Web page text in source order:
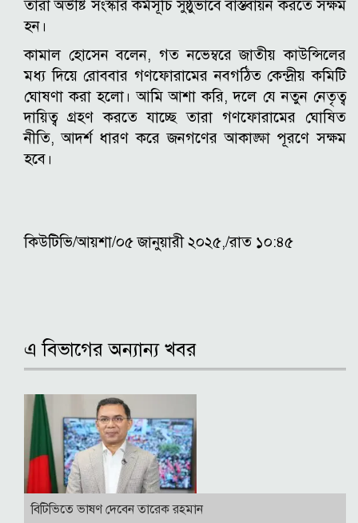
তারা অভীষ্ট সংস্কার কর্মসূচি সুষ্ঠুভাবে বাস্তবায়ন করতে সক্ষম
হন।
কামাল হোসেন বলেন, গত নভেম্বরে জাতীয় কাউন্সিলের
মধ্য দিয়ে রোববার গণফোরামের নবগঠিত কেন্দ্রীয় কমিটি
ঘোষণা করা হলো। আমি আশা করি, দলে যে নতুন নেতৃত্ব
দায়িত্ব গ্রহণ করতে যাচ্ছে তারা গণফোরামের ঘোষিত
নীতি, আদর্শ ধারণ করে জনগণের আকাঙ্ক্ষা পূরণে সক্ষম
হবে।
কিউটিভি/আয়শা/০৫ জানুয়ারী ২০২৫,/রাত ১০:৪৫
এ বিভাগের অন্যান্য খবর
বি‌টি‌ভিতে ভাষণ দেবেন তারেক রহমান